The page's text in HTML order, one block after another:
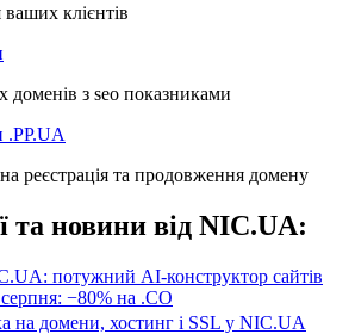
ваших клієнтів
доменів з seo показниками
.PP.UA
реєстрація та продовження домену
та новини від NIC.UA:
потужний AI-конструктор сайтів
−80% на .CO
на домени, хостинг і SSL у NIC.UA